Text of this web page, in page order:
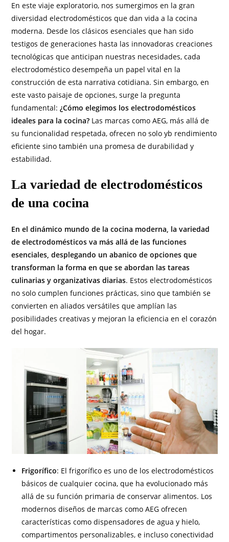
En este viaje exploratorio, nos sumergimos en la gran
diversidad electrodomésticos que dan vida a la cocina
moderna. Desde los clásicos esenciales que han sido
testigos de generaciones hasta las innovadoras creaciones
tecnológicas que anticipan nuestras necesidades, cada
electrodoméstico desempeña un papel vital en la
construcción de esta narrativa cotidiana. Sin embargo, en
este vasto paisaje de opciones, surge la pregunta
fundamental: ¿Cómo elegimos los electrodomésticos
ideales para la cocina? Las marcas como AEG, más allá de
su funcionalidad respetada, ofrecen no solo yb rendimiento
eficiente sino también una promesa de durabilidad y
estabilidad.
La variedad de electrodomésticos
de una cocina
En el dinámico mundo de la cocina moderna, la variedad
de electrodomésticos va más allá de las funciones
esenciales, desplegando un abanico de opciones que
transforman la forma en que se abordan las tareas
culinarias y organizativas diarias. Estos electrodomésticos
no solo cumplen funciones prácticas, sino que también se
convierten en aliados versátiles que amplían las
posibilidades creativas y mejoran la eficiencia en el corazón
del hogar.
Frigorífico: El frigorífico es uno de los electrodomésticos
básicos de cualquier cocina, que ha evolucionado más
allá de su función primaria de conservar alimentos. Los
modernos diseños de marcas como AEG ofrecen
características como dispensadores de agua y hielo,
compartimentos personalizables, e incluso conectividad